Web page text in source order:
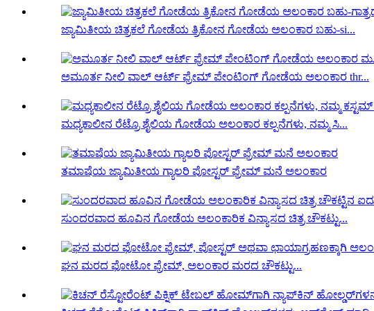
ಜ್ಯಾಮಿತೀಯ ಚಿತ್ರಕಲೆ ಗೋಡೆಯ ತ್ರಿಕೋನ ಗೋಡೆಯ ಅಲಂಕಾರ ಬಹು-si...
ಅಮೂರ್ತ ನೀಲಿ ವಾಲ್ ಆರ್ಟ್ ಫ್ರೇಮ್ ಪೇಂಟಿಂಗ್ ಗೋಡೆಯ ಅಲಂಕಾರ thr...
ಮಧ್ಯಕಾಲೀನ ರೆಟ್ರೊ ಶೈಲಿಯ ಗೋಡೆಯ ಅಲಂಕಾರ ಕಲ್ಪನೆಗಳು, ನಮ್ಮ ಸಿ...
ತಮಾಷೆಯ ಜ್ಯಾಮಿತೀಯ ಗ್ಯಾಲರಿ ಪೋಸ್ಟರ್ ಫ್ರೇಮ್ ಮನೆ ಅಲಂಕಾರ
ಸುಂದರವಾದ ಹೂವಿನ ಗೋಡೆಯ ಅಲಂಕಾರಿಕ ವಿನ್ಯಾಸದ ಚಿತ್ರ ಚೌಕಟ್ಟು...
ಘನ ಮರದ ಫೋಟೋ ಫ್ರೇಮ್, ಅಲಂಕಾರ ಮರದ ಚೌಕಟ್ಟು...